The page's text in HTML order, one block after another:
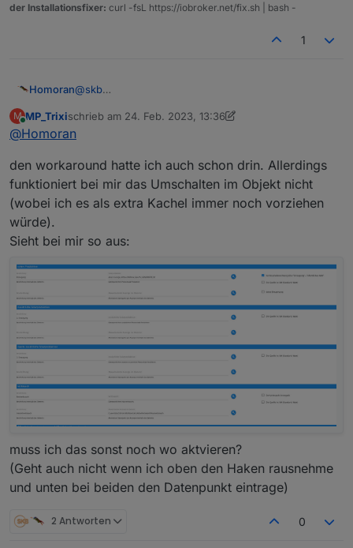
der Installationsfixer: curl -fsL https://iobroker.net/fix.sh | bash -
1
Homoran@skb
M
Online
MP_Trixischrieb am 24. Feb. 2023, 13:36
zuletzt editiert von MP_Trixi
@Homoran
den workaround hatte ich auch schon drin. Allerdings
funktioniert bei mir das Umschalten im Objekt nicht
(wobei ich es als extra Kachel immer noch vorziehen
würde).
Sieht bei mir so aus:
muss ich das sonst noch wo aktvieren?
(Geht auch nicht wenn ich oben den Haken rausnehme
und unten bei beiden den Datenpunkt eintrage)
2 Antworten 0